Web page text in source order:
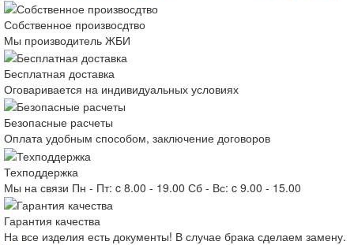
Собственное произвосдтво
Мы производитель ЖБИ
Бесплатная доставка
Оговаривается на индивидуальных условиях
Безопасные расчеты
Оплата удобным способом, заключение договоров
Техподдержка
Мы на связи Пн - Пт: c 8.00 - 19.00 Сб - Вс: c 9.00 - 15.00
Гарантия качества
На все изделия есть документы! В случае брака сделаем замену.